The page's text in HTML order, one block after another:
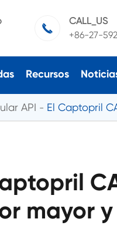

CALL_US
+86-27-
Recursos
API El Captopril
mayor